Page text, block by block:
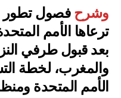
وشرحفصول تطور
ترعاها الأمم
بعد قبول طرفي
والمغرب، لخطة
الأمم المتحدة